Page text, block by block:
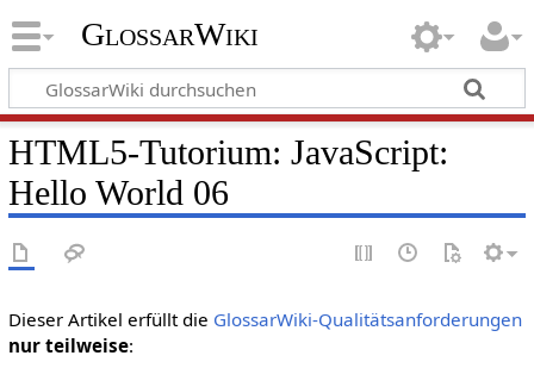
GlossarWiki
HTML5-Tutorium: JavaScript:
Hello World 06
Dieser Artikel erfüllt die GlossarWiki-Qualitätsanforderungen
nur teilweise: